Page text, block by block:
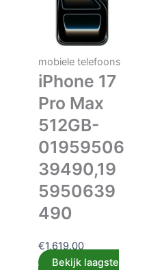
mobiele telefoons
iPhone 17
Pro Max
512GB-
01959506
39490,19
5950639
490
€1,619.00
Bekijk laagste